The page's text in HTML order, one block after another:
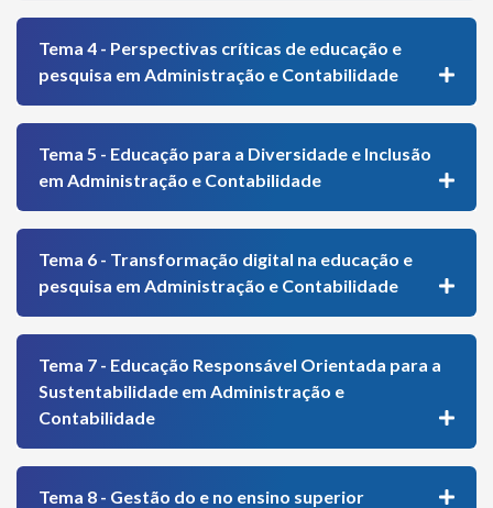
Tema 4 - Perspectivas críticas de educação e
pesquisa em Administração e Contabilidade
Tema 5 - Educação para a Diversidade e Inclusão
em Administração e Contabilidade
Tema 6 - Transformação digital na educação e
pesquisa em Administração e Contabilidade
Tema 7 - Educação Responsável Orientada para a
Sustentabilidade em Administração e
Contabilidade
Tema 8 - Gestão do e no ensino superior